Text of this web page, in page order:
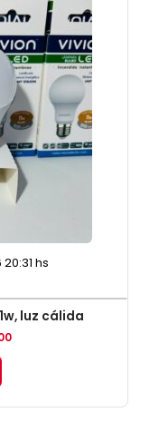
hs
luz cálida